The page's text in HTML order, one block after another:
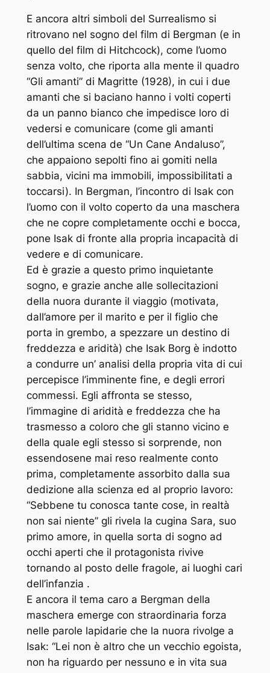
E ancora altri simboli del Surrealismo si
ritrovano nel sogno del film di Bergman (e in
quello del film di Hitchcock), come l’uomo
senza volto, che riporta alla mente il quadro
“Gli amanti” di Magritte (1928), in cui i due
amanti che si baciano hanno i volti coperti
da un panno bianco che impedisce loro di
vedersi e comunicare (come gli amanti
dell’ultima scena de “Un Cane Andaluso”,
che appaiono sepolti fino ai gomiti nella
sabbia, vicini ma immobili, impossibilitati a
toccarsi). In Bergman, l’incontro di Isak con
l’uomo con il volto coperto da una maschera
che ne copre completamente occhi e bocca,
pone Isak di fronte alla propria incapacità di
vedere e di comunicare.
Ed è grazie a questo primo inquietante
sogno, e grazie anche alle sollecitazioni
della nuora durante il viaggio (motivata,
dall’amore per il marito e per il figlio che
porta in grembo, a spezzare un destino di
freddezza e aridità) che Isak Borg è indotto
a condurre un’ analisi della propria vita di cui
percepisce l’imminente fine, e degli errori
commessi. Egli affronta se stesso,
l’immagine di aridità e freddezza che ha
trasmesso a coloro che gli stanno vicino e
della quale egli stesso si sorprende, non
essendosene mai reso realmente conto
prima, completamente assorbito dalla sua
dedizione alla scienza ed al proprio lavoro:
“Sebbene tu conosca tante cose, in realtà
non sai niente” gli rivela la cugina Sara, suo
primo amore, in quella sorta di sogno ad
occhi aperti che il protagonista rivive
tornando al posto delle fragole, ai luoghi cari
dell’infanzia .
E ancora il tema caro a Bergman della
maschera emerge con straordinaria forza
nelle parole lapidarie che la nuora rivolge a
Isak: “Lei non è altro che un vecchio egoista,
non ha riguardo per nessuno e in vita sua